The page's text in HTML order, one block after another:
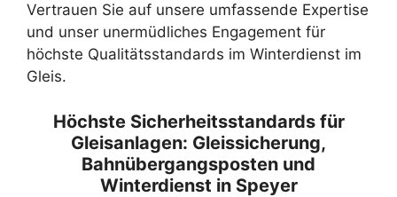
Vertrauen Sie auf unsere umfassende Expertise
und unser unermüdliches Engagement für
höchste Qualitätsstandards im Winterdienst im
Gleis.
Höchste Sicherheitsstandards für
Gleisanlagen: Gleissicherung,
Bahnübergangsposten und
Winterdienst in Speyer